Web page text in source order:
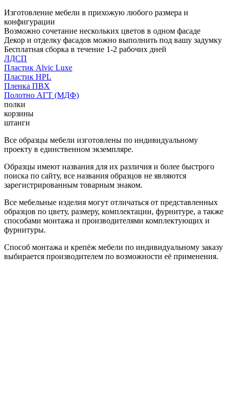
Изготовление мебели в прихожую любого размера и
конфигурации
Возможно сочетание нескольких цветов в одном фасаде
Декор и отделку фасадов можно выполнить под вашу задумку
Бесплатная сборка в течение 1-2 рабочих дней
ЛДСП
Пластик Alvic Luxe
Пластик HPL
Пленка ПВХ
Полотно АГТ (МДФ)
полки
корзины
штанги
Все образцы мебели изготовлены по индивидуальному
проекту в единственном экземпляре.
Образцы имеют названия для их различия и более быстрого
поиска по сайту, все названия образцов не являются
зарегистрированным товарным знаком.
Все мебельные изделия могут отличаться от представленных
образцов по цвету, размеру, комплектации, фурнитуре, а также
способами монтажа и производителями комплектующих и
фурнитуры.
Способ монтажа и крепёж мебели по индивидуальному заказу
выбирается производителем по возможности её применения.